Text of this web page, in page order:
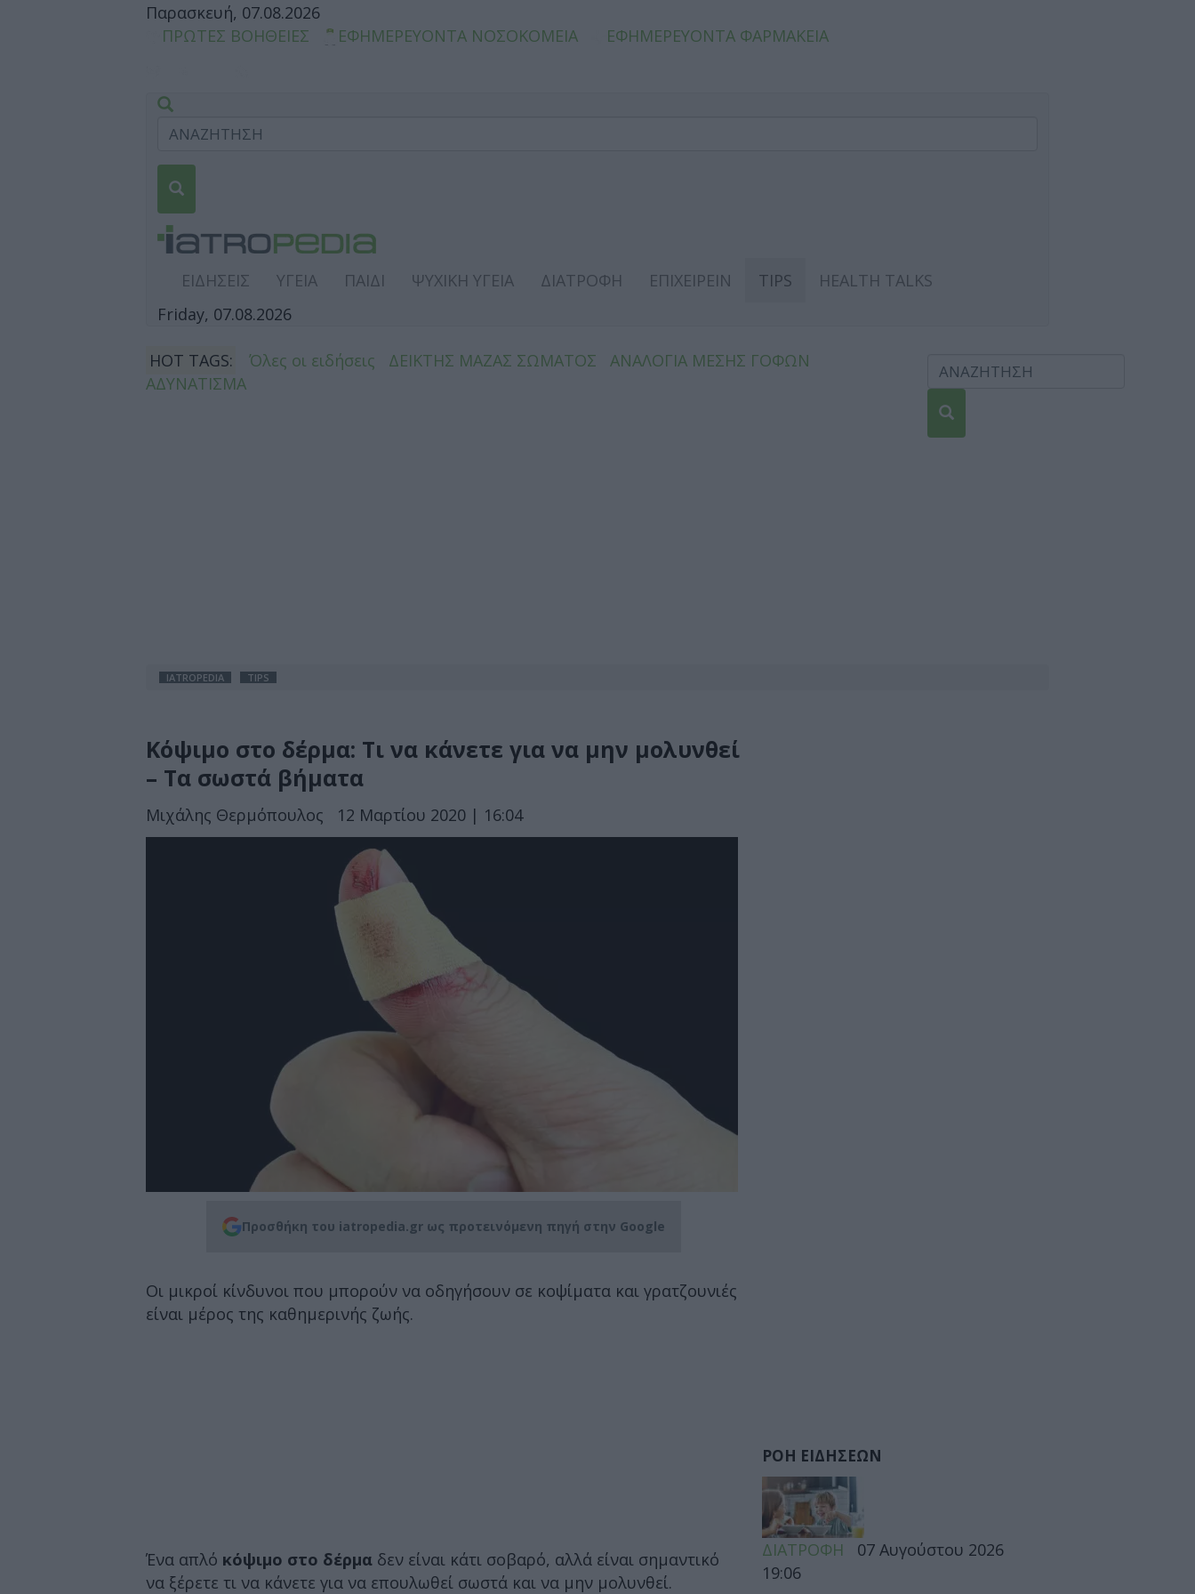
Παρασκευή, 07.08.2026
ΠΡΩΤΕΣ ΒΟΗΘΕΙΕΣ
ΕΦΗΜΕΡΕΥΟΝΤΑ ΝΟΣΟΚΟΜΕΙΑ ΕΦΗΜΕΡΕΥΟΝΤΑ ΦΑΡΜΑΚΕΙΑ
ΕΙΔΗΣΕΙΣ ΥΓΕΙΑ ΠΑΙΔΙ ΨΥΧΙΚΗ ΥΓΕΙΑ ΔΙΑΤΡΟΦΗ ΕΠΙΧΕΙΡΕΙΝ TIPS
HEALTH TALKS
Friday, 07.08.2026
HOT TAGS: Όλες οι ειδήσεις ΔΕΙΚΤΗΣ ΜΑΖΑΣ ΣΩΜΑΤΟΣ
ΑΝΑΛΟΓΙΑ ΜΕΣΗΣ ΓΟΦΩΝ
ΑΔΥΝΑΤΙΣΜΑ
IATROPEDIA TIPS
Κόψιμο στο δέρμα: Τι να κάνετε για να μην μολυνθεί
– Τα σωστά βήματα
Μιχάλης Θερμόπουλος 12 Μαρτίου 2020 | 16:04
Προσθήκη του iatropedia.gr ως προτεινόμενη πηγή στην Google
Οι μικροί κίνδυνοι που μπορούν να οδηγήσουν σε κοψίματα και γρατζουνιές
είναι μέρος της καθημερινής ζωής.
Ένα απλό κόψιμο στο δέρμα δεν είναι κάτι σοβαρό, αλλά είναι σημαντικό
να ξέρετε τι να κάνετε για να επουλωθεί σωστά και να μην μολυνθεί.
ΡΟΗ ΕΙΔΗΣΕΩΝ
ΔΙΑΤΡΟΦΗ
07 Αυγούστου 2026
19:06